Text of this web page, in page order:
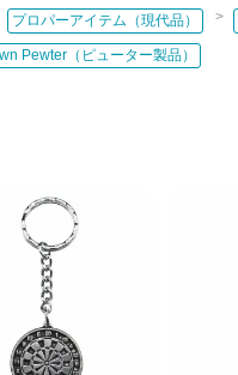
プロパーアイテム（現代品） >
Pewter（ピューター製品）